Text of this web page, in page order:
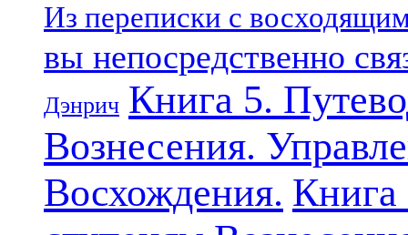
Из переписки с
вы непосредственно
Дэнрич Книга 5.
Вознесения.
Восхождения. Книга